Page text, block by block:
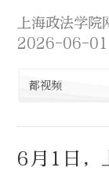
上海政法学院
2026-06-
都视频
6月1日，